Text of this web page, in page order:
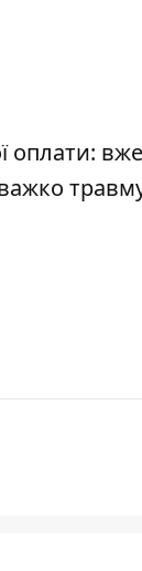
оплати: